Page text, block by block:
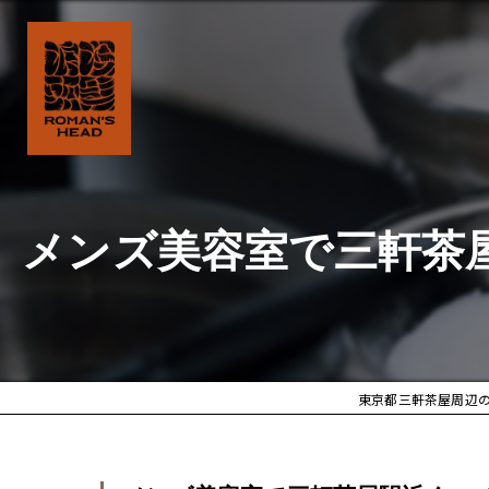
メンズ美容室で三軒
東京都三軒茶屋周辺